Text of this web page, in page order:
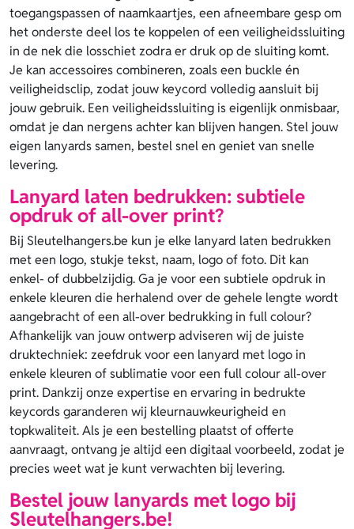
toegangspassen of naamkaartjes, een afneembare gesp om
het onderste deel los te koppelen of een veiligheidssluiting
in de nek die losschiet zodra er druk op de sluiting komt.
Je kan accessoires combineren, zoals een buckle én
veiligheidsclip, zodat jouw keycord volledig aansluit bij
jouw gebruik. Een veiligheidssluiting is eigenlijk onmisbaar,
omdat je dan nergens achter kan blijven hangen. Stel jouw
eigen lanyards samen, bestel snel en geniet van snelle
levering.
Lanyard laten bedrukken: subtiele
opdruk of all-over print?
Bij Sleutelhangers.be kun je elke lanyard laten bedrukken
met een logo, stukje tekst, naam, logo of foto. Dit kan
enkel- of dubbelzijdig. Ga je voor een subtiele opdruk in
enkele kleuren die herhalend over de gehele lengte wordt
aangebracht of een all-over bedrukking in full colour?
Afhankelijk van jouw ontwerp adviseren wij de juiste
druktechniek: zeefdruk voor een lanyard met logo in
enkele kleuren of sublimatie voor een full colour all-over
print. Dankzij onze expertise en ervaring in bedrukte
keycords garanderen wij kleurnauwkeurigheid en
topkwaliteit. Als je een bestelling plaatst of offerte
aanvraagt, ontvang je altijd een digitaal voorbeeld, zodat je
precies weet wat je kunt verwachten bij levering.
Bestel jouw lanyards met logo bij
Sleutelhangers.be!